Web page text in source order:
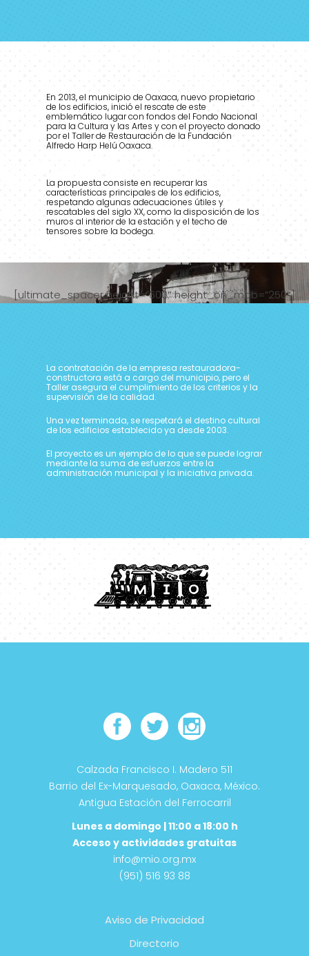
En 2013, el municipio de Oaxaca, nuevo propietario
de los edificios, inició el rescate de este
emblemático lugar con fondos del Fondo Nacional
para la Cultura y las Artes y con el proyecto donado
por el Taller de Restauración de la Fundación
Alfredo Harp Helú Oaxaca.
La propuesta consiste en recuperar las
características principales de los edificios,
respetando algunas adecuaciones útiles y
rescatables del siglo XX, como la disposición de los
muros al interior de la estación y el techo de
tensores sobre la bodega.
[ultimate_spacer height=”600″ height_on_mob=”250″]
La contratación de la empresa restauradora-
constructora está a cargo del municipio, pero el
Taller asegura el cumplimiento de los criterios y la
supervisión de la calidad.
Una vez terminada, se respetará el destino cultural
de los edificios establecido ya desde 2003.
El proyecto es un ejemplo de lo que se puede lograr
mediante la suma de esfuerzos entre la
administración municipal y la iniciativa privada.
Calzada Francisco I. Madero 511
Barrio del Ex-Marquesado, Oaxaca, México.
Antigua Estación del Ferrocarril
Lunes a domingo | 11:00 a 18:00 h
Acceso y actividades gratuitas
info@mio.org.mx
(951) 516 93 88
Aviso de Privacidad
Directorio